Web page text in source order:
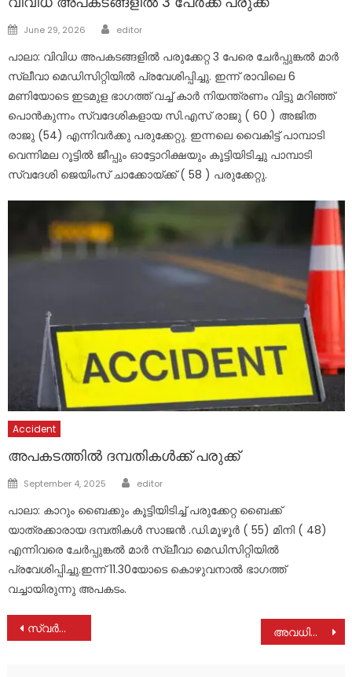
Posted
June 29, 2026 Author
editor
പാലാ: വിവിധ അപകടങ്ങളിൽ പരുക്കേറ്റ 3 പേരെ ചേർപ്പുങ്കൽ മാർ
സ്ലീവാ മെഡിസിറ്റിയിൽ പ്രവേശിപ്പിച്ചു. ഇന്ന് രാവിലെ 6
മണിയോടെ ഇടമുള ഭാഗത്ത് വച്ച് കാർ നിയന്ത്രണം വിട്ടു മറിഞ്ഞ്
പൊൻകുന്നം സ്വദേശികളായ സി.എസ് രാജു ( 60 ) അജിത
രാജു (54) എന്നിവർക്കു പരുക്കേറ്റു. ഇന്നലെ വൈകിട്ട് പാമ്പാടി
വെന്നിമല റൂട്ടിൽ ജീപ്പും ഓട്ടോറിക്ഷയും കൂട്ടിയിടിച്ചു പാമ്പാടി
സ്വദേശി ജെയിംസ് ചാക്കോയ്ക്ക് ( 58 ) പരുക്കേറ്റു.
Accident
അപകടത്തിൽ ദമ്പതികൾക്ക് പരുക്ക്
Posted
September 4, 2025 Author
editor
പാലാ: കാറും ബൈക്കും കൂട്ടിയിടിച്ച് പരുക്കേറ്റ ബൈക്ക്
യാത്രക്കാരായ ദമ്പതികൾ സാജൻ .ഡി.മൂഴൂർ ( 55) മിനി ( 48)
എന്നിവരെ ചേർപ്പുങ്കൽ മാർ സ്ലീവാ മെഡിസിറ്റിയിൽ
പ്രവേശിപ്പിച്ചു.ഇന്ന് 11.30യോടെ കൊഴുവനാൽ ഭാ​ഗത്ത്
വച്ചായിരുന്നു അപകടം.
Post
സ്വർണവില വീണ്ടും റെക്കോഡ് കുതിപ്പിൽ അവധിക്കാല ക്ലാസുകൾക്ക് വിലക്ക്, ട്യൂഷൻ നിശ്ചിത സമയത്ത് മാത്രം; കർശനമായി നടപ്പാക്കണമെന്ന് ബാലാവകാശ കമ്മിഷൻ